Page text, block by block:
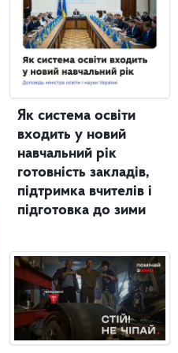
Як система освіти
входить у новий
навчальний рік
готовність закладів,
підтримка вчителів і
підготовка до зими